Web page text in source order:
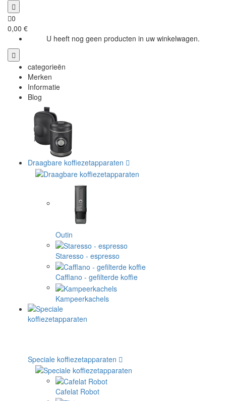
0
0,00 €
U heeft nog geen producten in uw winkelwagen.
categorieën
Merken
Informatie
Blog
Draagbare koffiezetapparaten
Outin
Staresso - espresso
Cafflano - gefilterde koffie
Kampeerkachels
Speciale koffiezetapparaten
Cafelat Robot